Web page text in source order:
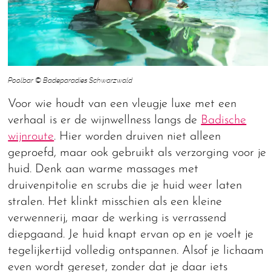
Poolbar © Badeparadies Schwarzwald
Voor wie houdt van een vleugje luxe met een
verhaal is er de wijnwellness langs de Badische
wijnroute. Hier worden druiven niet alleen
geproefd, maar ook gebruikt als verzorging voor je
huid. Denk aan warme massages met
druivenpitolie en scrubs die je huid weer laten
stralen. Het klinkt misschien als een kleine
verwennerij, maar de werking is verrassend
diepgaand. Je huid knapt ervan op en je voelt je
tegelijkertijd volledig ontspannen. Alsof je lichaam
even wordt gereset, zonder dat je daar iets